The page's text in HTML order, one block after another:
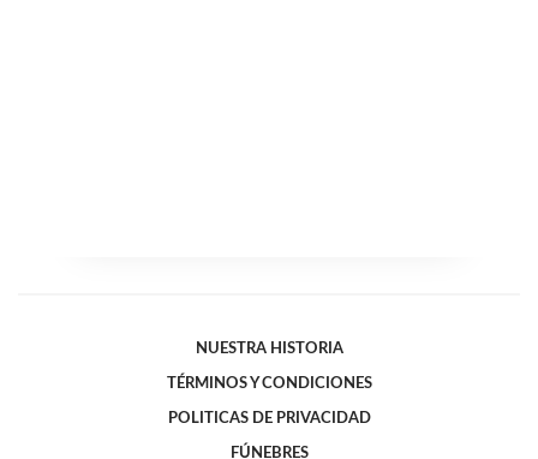
NUESTRA HISTORIA
TÉRMINOS Y CONDICIONES
POLITICAS DE PRIVACIDAD
FÚNEBRES